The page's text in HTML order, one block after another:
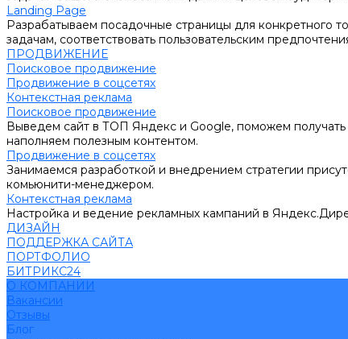
Landing Page
Разрабатываем посадочные страницы для конкретного
задачам, соответствовать пользовательским
ПРОДВИЖЕНИЕ
Поисковое продвижение
Продвижение в соцсетях
Контекстная реклама
Поисковое продвижение
Выведем сайт в ТОП Яндекс и Google, поможем получать
наполняем полезным контентом.
Продвижение в соцсетях
Занимаемся разработкой и внедрением стратегии
комьюнити-менеджером.
Контекстная реклама
Настройка и ведение рекламных кампаний в
ДИЗАЙН
ПОДДЕРЖКА САЙТА
ПОРТФОЛИО
БИТРИКС24
О КОМПАНИИ
Вакансии
Отзывы
Блог